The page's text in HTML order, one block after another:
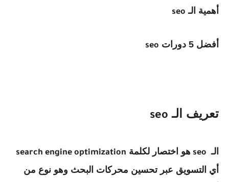
أهمية الـ seo
أفضل 5 دورات seo
تعريف الـ seo
الـ seo هو اختصار لكلمة search engine optimization
أي التسويق عبر تحسين محركات البحث وهو نوع من